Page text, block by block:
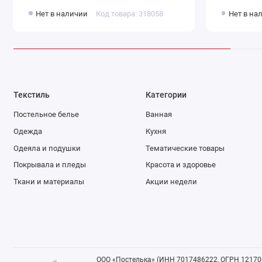
Нет в наличии Код товара: 318058 Нет в
Текстиль
Постельное белье
Одежда
Одеяла и подушки
Покрывала и пледы
Ткани и материалы
Категории
Ванная
Кухня
Тематические товары
Красота и здоровье
Акции недели
ООО «Постелька» (ИНН 7017486222, ОГРН